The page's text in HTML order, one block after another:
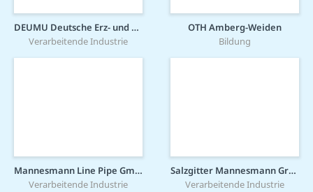
DEUMU Deutsche Erz- und Metall-Union GmbH
Verarbeitende Industrie
OTH Amberg-Weiden
Bildung
Mannesmann Line Pipe GmbH
Verarbeitende Industrie
Salzgitter Mannesmann Grobblech GmbH
Verarbeitende Industrie